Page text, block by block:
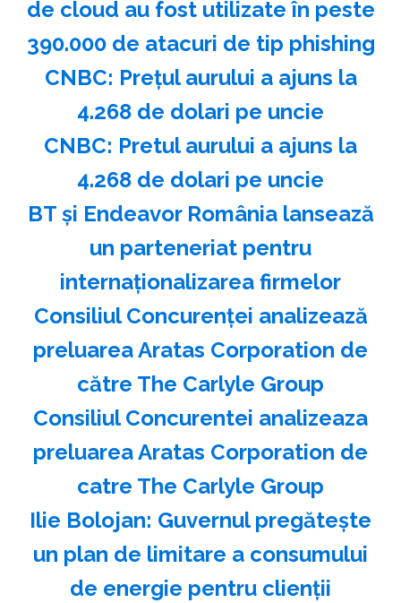
de cloud au fost utilizate în peste
390.000 de atacuri de tip phishing
CNBC: Preţul aurului a ajuns la
4.268 de dolari pe uncie
CNBC: Pretul aurului a ajuns la
4.268 de dolari pe uncie
BT şi Endeavor România lansează
un parteneriat pentru
internaţionalizarea firmelor
Consiliul Concurenţei analizează
preluarea Aratas Corporation de
către The Carlyle Group
Consiliul Concurentei analizeaza
preluarea Aratas Corporation de
catre The Carlyle Group
Ilie Bolojan: Guvernul pregăteşte
un plan de limitare a consumului
de energie pentru clienţii